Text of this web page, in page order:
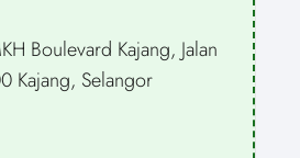
Boulevard Kajang, Jalan
Kajang, Selangor